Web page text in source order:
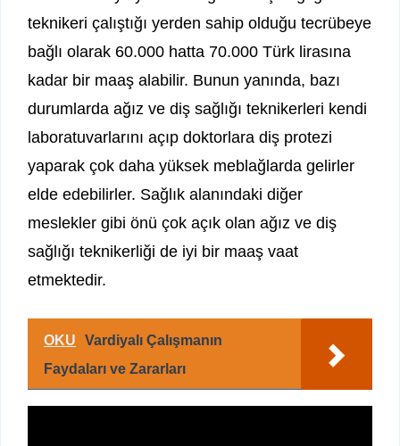
teknikeri çalıştığı yerden sahip olduğu tecrübeye
bağlı olarak 60.000 hatta 70.000 Türk lirasına
kadar bir maaş alabilir. Bunun yanında, bazı
durumlarda ağız ve diş sağlığı teknikerleri kendi
laboratuvarlarını açıp doktorlara diş protezi
yaparak çok daha yüksek meblağlarda gelirler
elde edebilirler. Sağlık alanındaki diğer
meslekler gibi önü çok açık olan ağız ve diş
sağlığı teknikerliği de iyi bir maaş vaat
etmektedir.
OKU
Vardiyalı Çalışmanın
Faydaları ve Zararları